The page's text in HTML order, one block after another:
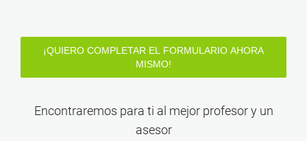
¡QUIERO COMPLETAR EL FORMULARIO AHORA
MISMO!
Encontraremos para ti al mejor profesor y un
asesor